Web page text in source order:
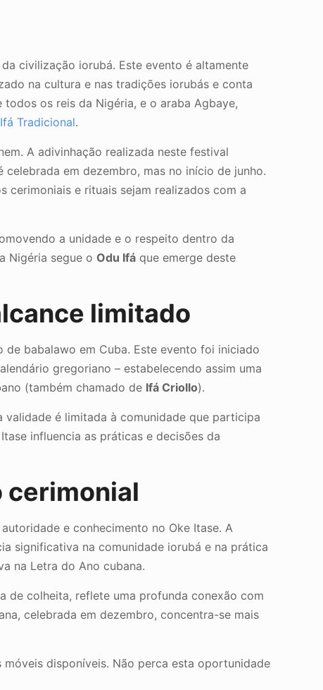
civilização iorubá. Este evento é altamente
na cultura e nas tradições iorubás e conta
os reis da Nigéria, e o araba Agbaye,
Tradicional.
A adivinhação realizada neste festival
em dezembro, mas no início de junho.
e rituais sejam realizados com a
a unidade e o respeito dentro da
Nigéria segue o Odu Ifá que emerge deste
limitado
babalawo em Cuba. Este evento foi iniciado
gregoriano – estabelecendo assim uma
(também chamado de Ifá Criollo).
validade é limitada à comunidade que participa
influencia as práticas e decisões da
cerimonial
e conhecimento no Oke Itase. A
significativa na comunidade iorubá e na prática
na Letra do Ano cubana.
de colheita, reflete uma profunda conexão com
celebrada em dezembro, concentra-se mais
móveis disponíveis. Não perca esta oportunidade